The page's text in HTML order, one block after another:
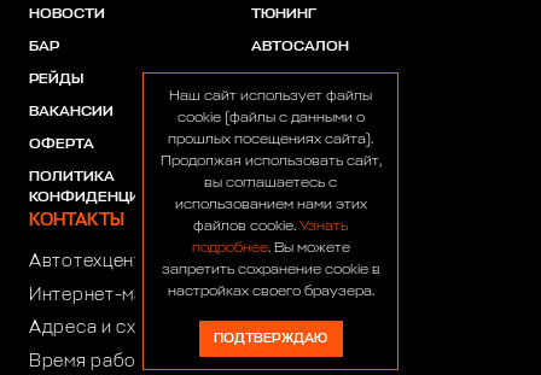
НОВОСТИ
БАР
РЕЙДЫ
ВАКАНСИИ
ОФЕРТА
ПОЛИТИКА
КОНФИДЕНЦИАЛЬНОСТИ
ТЮНИНГ
АВТОСАЛОН
ПАРТНЕРЫ
КОНТАКТЫ
Автотехцентр:
Интернет-магазин:+7 (916) 922-44-44
Адреса и схемы проезда
Время работы автотехцентра:
Наш сайт использует файлы
cookie (файлы с данными о
прошлых посещениях сайта).
Продолжая использовать сайт,
вы соглашаетесь с
использованием нами этих
файлов cookie. Узнать
подробнее. Вы можете
запретить сохранение cookie в
настройках своего браузера.
ПОДТВЕРЖДАЮ